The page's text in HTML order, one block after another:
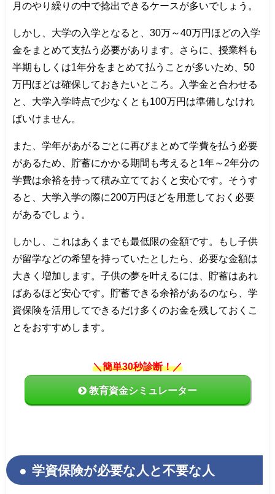
月のやり繰りの中で捻出できるケースが多いでしょう。
しかし、大学の入学となると、30万～40万円ほどの入学
金をまとめて支払う必要があります。さらに、授業料も
半期もしくは1年分をまとめて払うことが多いため、50
万円ほどは確保しておきたいところ。入学金と合わせる
と、大学入学時点で少なくとも100万円は準備しなけれ
ばいけません。
また、学年があがるごとに再びまとめて学費を払う必要
があるため、貯蓄にかかる期間も考えると1年～2年分の
学費は余裕を持って積み立てておくと安心です。そうす
ると、大学入学の際に200万円ほどを用意しておく必要
があるでしょう。
しかし、これはあくまでも最低限の金額です。もし子供
が留学などの希望を持っていたとしたら、必要な金額は
大きく増加します。子供の夢を叶えるには、貯蓄はあれ
ばあるほど安心です。貯蓄できる余裕があるのなら、学
資保険を活用してできるだけ多くのお金を残しておくこ
とをおすすめします。
＼簡単30秒診断！／
教育資金シミュレーター
学資保険が必要な人と不要な人